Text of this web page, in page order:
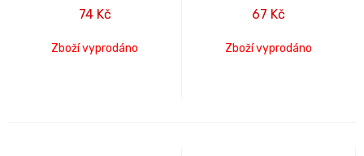
74 Kč
Zboží vyprodáno
67 Kč
Zboží vyprodáno